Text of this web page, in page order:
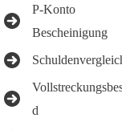
P-Konto
Bescheinigung
d